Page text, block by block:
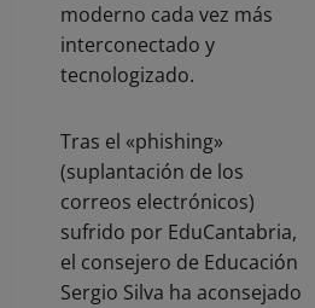
moderno cada vez más
interconectado y
tecnologizado.
Tras el «phishing»
(suplantación de los
correos electrónicos)
sufrido por EduCantabria,
el consejero de Educación
Sergio Silva ha aconsejado